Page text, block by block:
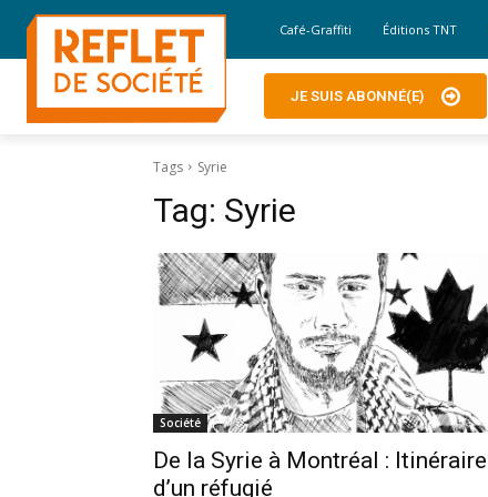
Café-Graffiti Éditions TNT
JE SUIS ABONNÉ(E)
Tags Syrie
Tag: Syrie
Société
De la Syrie à Montréal : Itinéraire
d’un réfugié